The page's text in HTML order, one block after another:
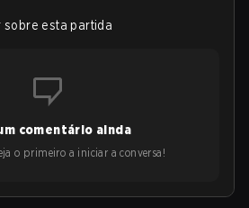
sobre esta partida
comentário ainda
o primeiro a iniciar a conversa!